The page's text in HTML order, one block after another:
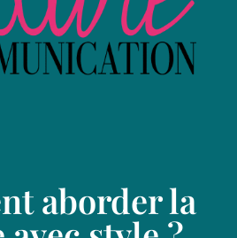
aborder la